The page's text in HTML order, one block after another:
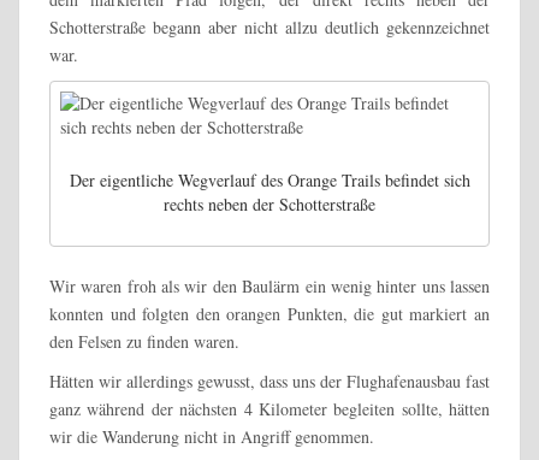
Schotterstraße begann aber nicht allzu deutlich gekennzeichnet
war.
Der eigentliche Wegverlauf des Orange Trails befindet sich
rechts neben der Schotterstraße
Wir waren froh als wir den Baulärm ein wenig hinter uns lassen
konnten und folgten den orangen Punkten, die gut markiert an
den Felsen zu finden waren.
Hätten wir allerdings gewusst, dass uns der Flughafenausbau fast
ganz während der nächsten 4 Kilometer begleiten sollte, hätten
wir die Wanderung nicht in Angriff genommen.